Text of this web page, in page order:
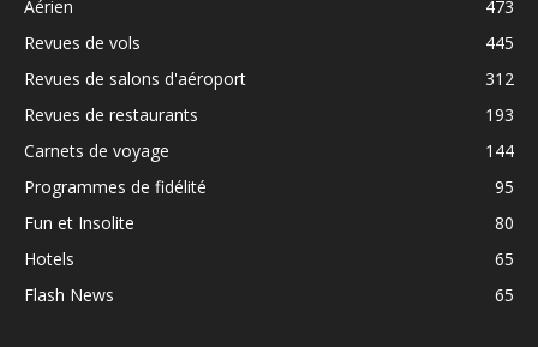
Aérien
473
Revues de vols
445
Revues de salons d'aéroport
312
Revues de restaurants
193
Carnets de voyage
144
Programmes de fidélité
95
Fun et Insolite
80
Hotels
65
Flash News
65